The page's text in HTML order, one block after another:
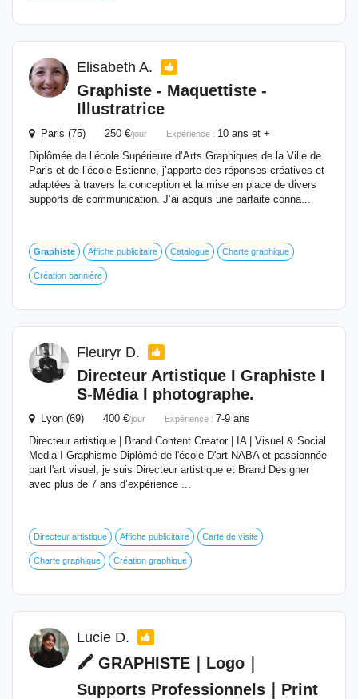
Elisabeth A.
Graphiste - Maquettiste -
Illustratrice
Paris (75) 250 €/jour Expérience : 10 ans et +
Diplômée de l’école Supérieure d’Arts Graphiques de la Ville de
Paris et de l’école Estienne, j’apporte des réponses créatives et
adaptées à travers la conception et la mise en place de divers
supports de communication. J’ai acquis une parfaite conna...
Graphiste Affiche publicitaire Catalogue Charte graphique
Création bannière
Fleuryr D.
Directeur Artistique I Graphiste I
S-Média I photographe.
Lyon (69) 400 €/jour Expérience : 7-9 ans
Directeur artistique | Brand Content Creator | IA | Visuel & Social
Media I Graphisme Diplômé de l'école D'art NABA et passionnée
part l'art visuel, je suis Directeur artistique et Brand Designer
avec plus de 7 ans d’expérience ...
Directeur artistique Affiche publicitaire Carte de visite
Charte graphique Création graphique
Lucie D.
🖍️ GRAPHISTE｜Logo｜
Supports Professionnels｜Print